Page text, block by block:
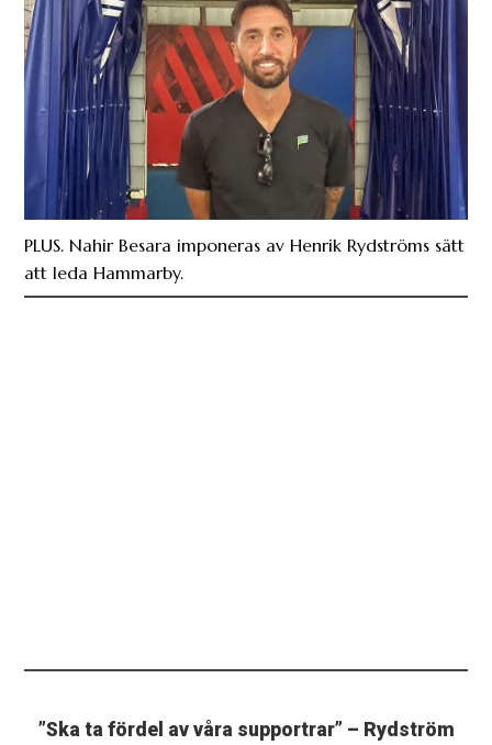
PLUS. Nahir Besara imponeras av Henrik Rydströms sätt
att leda Hammarby.
”Ska ta fördel av våra supportrar” – Rydström